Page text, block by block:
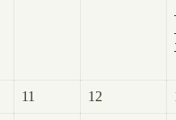
11 12